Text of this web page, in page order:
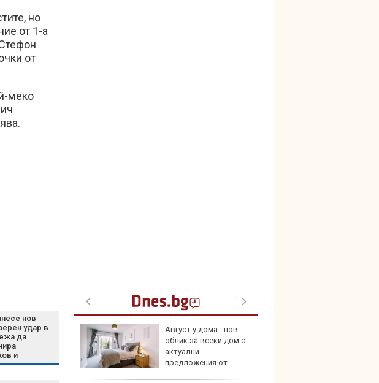
но
от 1-а
от
меко
нов
удар в
да
и
на сухото
го
и как се
Август у дома - нов
облик за всеки дом с
актуални
предложения от
HomeMax